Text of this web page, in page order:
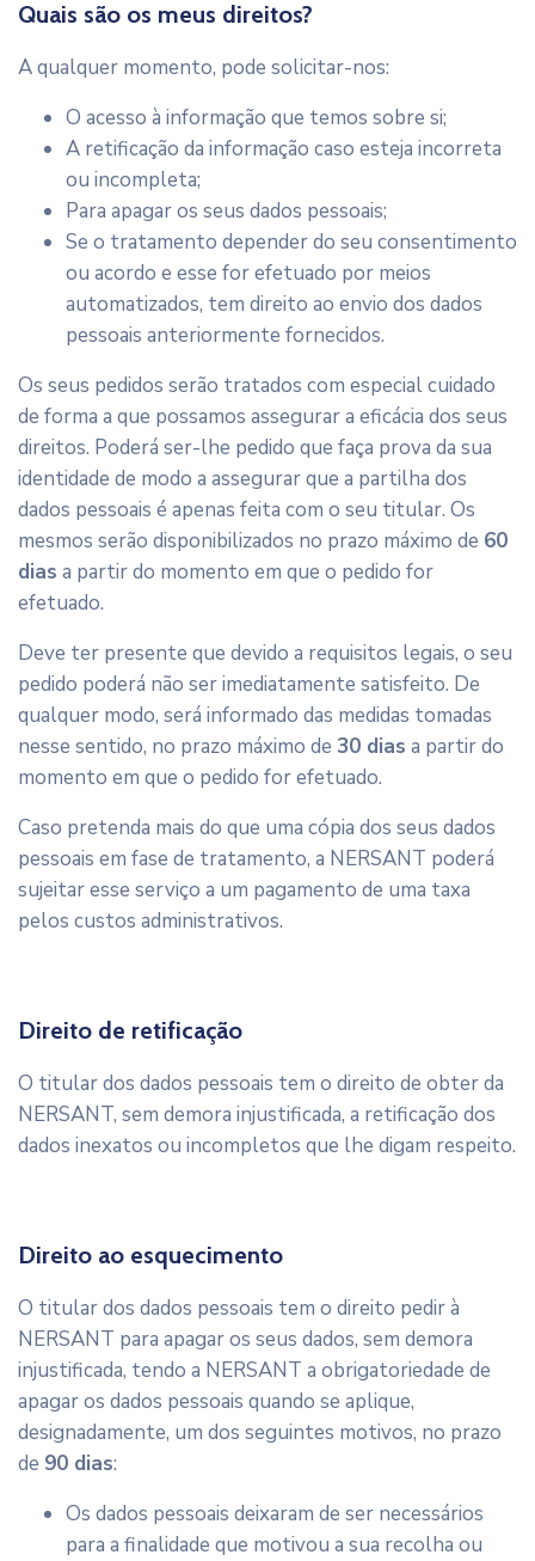
Quais são os meus direitos?
A qualquer momento, pode solicitar-nos:
O acesso à informação que temos sobre si;
A retificação da informação caso esteja incorreta
ou incompleta;
Para apagar os seus dados pessoais;
Se o tratamento depender do seu consentimento
ou acordo e esse for efetuado por meios
automatizados, tem direito ao envio dos dados
pessoais anteriormente fornecidos.
Os seus pedidos serão tratados com especial cuidado
de forma a que possamos assegurar a eficácia dos seus
direitos. Poderá ser-lhe pedido que faça prova da sua
identidade de modo a assegurar que a partilha dos
dados pessoais é apenas feita com o seu titular. Os
mesmos serão disponibilizados no prazo máximo de 60
dias a partir do momento em que o pedido for
efetuado.
Deve ter presente que devido a requisitos legais, o seu
pedido poderá não ser imediatamente satisfeito. De
qualquer modo, será informado das medidas tomadas
nesse sentido, no prazo máximo de 30 dias a partir do
momento em que o pedido for efetuado.
Caso pretenda mais do que uma cópia dos seus dados
pessoais em fase de tratamento, a NERSANT poderá
sujeitar esse serviço a um pagamento de uma taxa
pelos custos administrativos.
Direito de retificação
O titular dos dados pessoais tem o direito de obter da
NERSANT, sem demora injustificada, a retificação dos
dados inexatos ou incompletos que lhe digam respeito.
Direito ao esquecimento
O titular dos dados pessoais tem o direito pedir à
NERSANT para apagar os seus dados, sem demora
injustificada, tendo a NERSANT a obrigatoriedade de
apagar os dados pessoais quando se aplique,
designadamente, um dos seguintes motivos, no prazo
de 90 dias:
Os dados pessoais deixaram de ser necessários
para a finalidade que motivou a sua recolha ou